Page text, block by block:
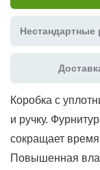
Нестандартные
Коробка с
и ручку.
сокращает
Повышенная